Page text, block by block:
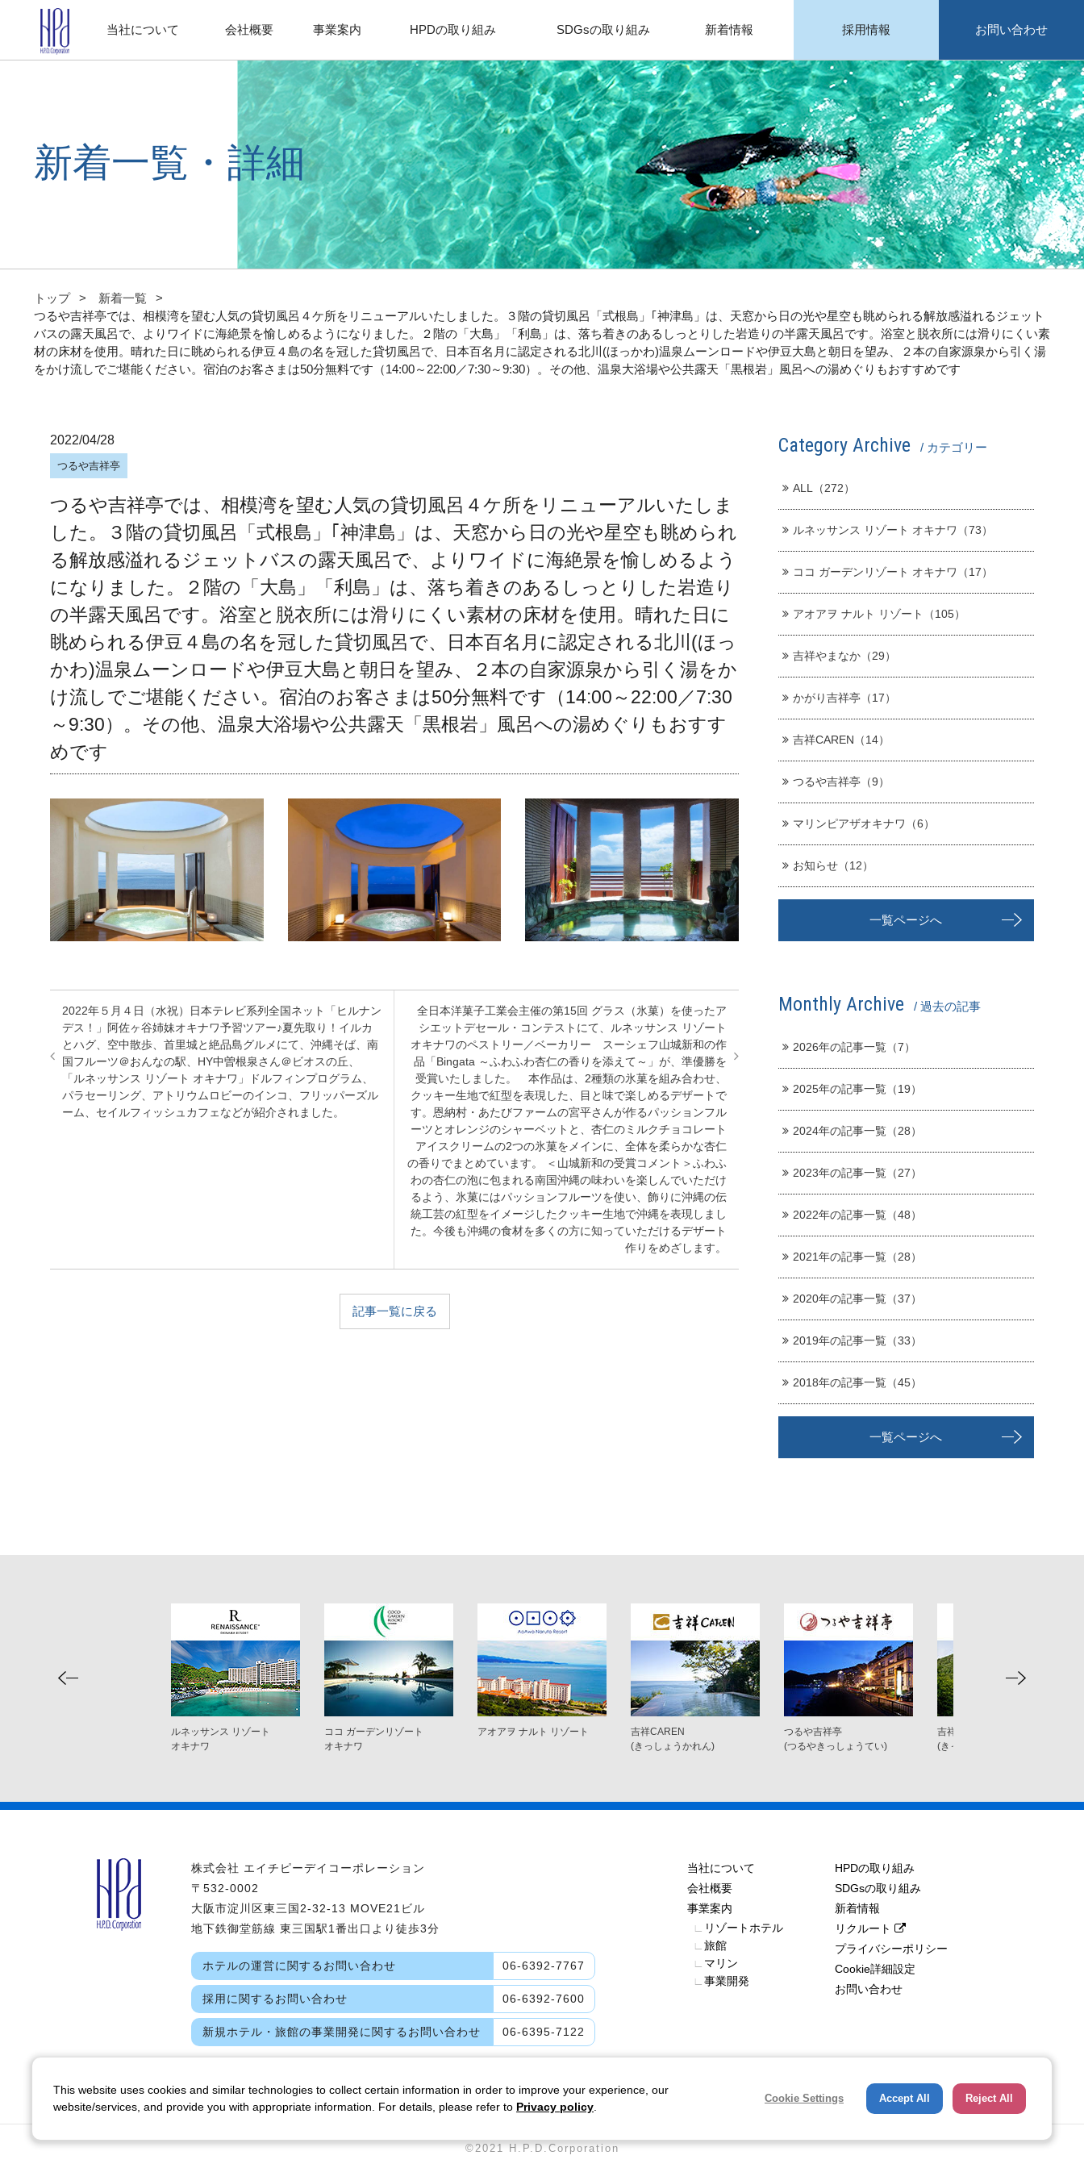
当社について 会社概要 事業案内 HPDの取り組み SDGsの取り組み 新着情報 採用情報 お問い合わせ
新着一覧・詳細
トップ
新着一覧
つるや吉祥亭では、相模湾を望む人気の貸切風呂４ケ所をリニューアルいたしました。３階の貸切風呂「式根島」｢神津島」は、天窓から日の光や星空も眺められる解放感溢れるジェット
バスの露天風呂で、よりワイドに海絶景を愉しめるようになりました。２階の「大島」「利島」は、落ち着きのあるしっとりした岩造りの半露天風呂です。浴室と脱衣所には滑りにくい素
材の床材を使用。晴れた日に眺められる伊豆４島の名を冠した貸切風呂で、日本百名月に認定される北川(ほっかわ)温泉ムーンロードや伊豆大島と朝日を望み、２本の自家源泉から引く湯
をかけ流しでご堪能ください。宿泊のお客さまは50分無料です（14:00～22:00／7:30～9:30）。その他、温泉大浴場や公共露天「黒根岩」風呂への湯めぐりもおすすめです
2022/04/28
つるや吉祥亭
つるや吉祥亭では、相模湾を望む人気の貸切風呂４ケ所をリニューアルいたしま
した。３階の貸切風呂「式根島」｢神津島」は、天窓から日の光や星空も眺められ
る解放感溢れるジェットバスの露天風呂で、よりワイドに海絶景を愉しめるよう
になりました。２階の「大島」「利島」は、落ち着きのあるしっとりした岩造り
の半露天風呂です。浴室と脱衣所には滑りにくい素材の床材を使用。晴れた日に
眺められる伊豆４島の名を冠した貸切風呂で、日本百名月に認定される北川(ほっ
かわ)温泉ムーンロードや伊豆大島と朝日を望み、２本の自家源泉から引く湯をか
け流しでご堪能ください。宿泊のお客さまは50分無料です（14:00～22:00／7:30
～9:30）。その他、温泉大浴場や公共露天「黒根岩」風呂への湯めぐりもおすす
めです
2022年５月４日（水祝）日本テレビ系列全国ネット「ヒルナン
デス！」阿佐ヶ谷姉妹オキナワ予習ツアー♪夏先取り！イルカ
とハグ、空中散歩、首里城と絶品島グルメにて、沖縄そば、南
国フルーツ＠おんなの駅、HY中曽根泉さん＠ビオスの丘、
「ルネッサンス リゾート オキナワ」ドルフィンプログラム、
パラセーリング、アトリウムロビーのインコ、フリッパーズル
ーム、セイルフィッシュカフェなどが紹介されました。
全日本洋菓子工業会主催の第15回 グラス（氷菓）を使ったア
シエットデセール・コンテストにて、ルネッサンス リゾート
オキナワのペストリー／ベーカリー スーシェフ山城新和の作
品「Bingata ～ふわふわ杏仁の香りを添えて～」が、準優勝を
受賞いたしました。 本作品は、2種類の氷菓を組み合わせ、
クッキー生地で紅型を表現した、目と味で楽しめるデザートで
す。恩納村・あたびファームの宮平さんが作るパッションフル
ーツとオレンジのシャーベットと、杏仁のミルクチョコレート
アイスクリームの2つの氷菓をメインに、全体を柔らかな杏仁
の香りでまとめています。 ＜山城新和の受賞コメント＞ふわふ
わの杏仁の泡に包まれる南国沖縄の味わいを楽しんでいただけ
るよう、氷菓にはパッションフルーツを使い、飾りに沖縄の伝
統工芸の紅型をイメージしたクッキー生地で沖縄を表現しまし
た。今後も沖縄の食材を多くの方に知っていただけるデザート
作りをめざします。
記事一覧に戻る
Category Archive / カテゴリー
ALL（272）
ルネッサンス リゾート オキナワ（73）
ココ ガーデンリゾート オキナワ（17）
アオアヲ ナルト リゾート（105）
吉祥やまなか（29）
かがり吉祥亭（17）
吉祥CAREN（14）
つるや吉祥亭（9）
マリンピアザオキナワ（6）
お知らせ（12）
一覧ページへ
Monthly Archive / 過去の記事
2026年の記事一覧（7）
2025年の記事一覧（19）
2024年の記事一覧（28）
2023年の記事一覧（27）
2022年の記事一覧（48）
2021年の記事一覧（28）
2020年の記事一覧（37）
2019年の記事一覧（33）
2018年の記事一覧（45）
一覧ページへ
ルネッサンス リゾート
オキナワ
ココ ガーデンリゾート
オキナワ
アオアヲ ナルト リゾート
吉祥CAREN
(きっしょうかれん)
つるや吉祥亭
(つるやきっしょうてい)
吉祥やまなか
(きっしょうやまなか)
株式会社 エイチピーデイコーポレーション
〒532-0002
大阪市淀川区東三国2-32-13 MOVE21ビル
地下鉄御堂筋線 東三国駅1番出口より徒歩3分
ホテルの運営に関するお問い合わせ 06-6392-7767
採用に関するお問い合わせ 06-6392-7600
新規ホテル・旅館の事業開発に関する お問い合わせ 06-6395-7122
当社について
会社概要
事業案内
∟ リゾートホテル
∟旅館
∟ マリン
∟事業開発
HPDの取り組み
SDGsの取り組み
新着情報
リクルート
プライバシーポリシー
Cookie詳細設定
お問い合わせ
©2021 H.P.D.Corporation
This website uses cookies and similar technologies to collect certain information in order to improve your experience, our
website/services, and provide you with appropriate information. For details, please refer to Privacy policy
Cookie Settings Reject All
Accept All